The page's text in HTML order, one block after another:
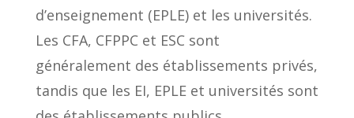
d’enseignement (EPLE) et les universités.
Les CFA, CFPPC et ESC sont
généralement des établissements privés,
tandis que les EI, EPLE et universités sont